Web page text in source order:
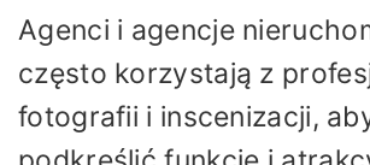
Agenci i agencje
często korzystają z
fotografii i inscenizacji,